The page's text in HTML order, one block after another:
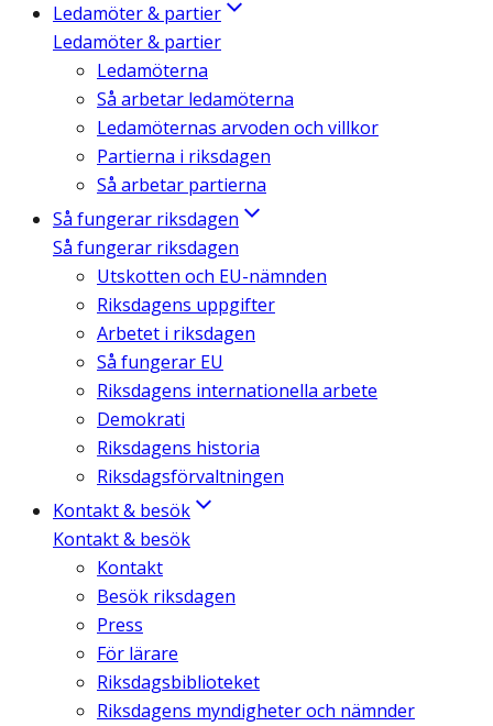
Ledamöter & partier
Ledamöter & partier
Ledamöterna
Så arbetar ledamöterna
Ledamöternas arvoden och villkor
Partierna i riksdagen
Så arbetar partierna
Så fungerar riksdagen
Så fungerar riksdagen
Utskotten och EU-nämnden
Riksdagens uppgifter
Arbetet i riksdagen
Så fungerar EU
Riksdagens internationella arbete
Demokrati
Riksdagens historia
Riksdagsförvaltningen
Kontakt & besök
Kontakt & besök
Kontakt
Besök riksdagen
Press
För lärare
Riksdagsbiblioteket
Riksdagens myndigheter och nämnder